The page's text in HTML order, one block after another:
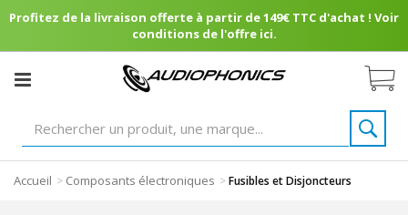
Profitez de la livraison offerte à partir de 149€ TTC d'achat ! Voir
conditions de l'offre ici.
Accueil > Composants électroniques >Fusibles et Disjoncteurs